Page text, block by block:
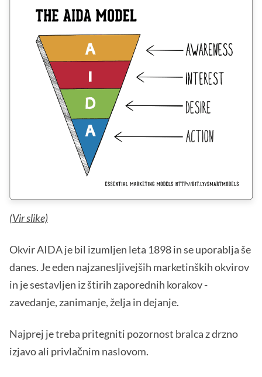
(Vir slike)
Okvir AIDA je bil izumljen leta 1898 in se uporablja še
danes. Je eden najzanesljivejših marketinških okvirov
in je sestavljen iz štirih zaporednih korakov -
zavedanje, zanimanje, želja in dejanje.
Najprej je treba pritegniti pozornost bralca z drzno
izjavo ali privlačnim naslovom.